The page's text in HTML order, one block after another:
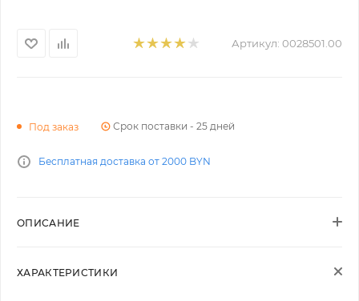
Артикул: 0028501.00
Под заказ Срок поставки - 25 дней
Бесплатная доставка от 2000 BYN
ОПИСАНИЕ
ХАРАКТЕРИСТИКИ